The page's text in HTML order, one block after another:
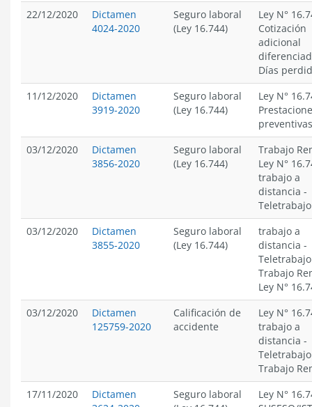
22/12/2020
Dictamen
4024-2020
Seguro laboral
(Ley 16.744)
Ley N°
Cotización
adicional
Días
11/12/2020
Dictamen
3919-2020
Seguro laboral
(Ley 16.744)
Ley N°
preventivas
03/12/2020
Dictamen
3856-2020
Seguro laboral
(Ley 16.744)
Trabajo
Ley N°
trabajo a
distancia -
Teletrabajo
03/12/2020
Dictamen
3855-2020
Seguro laboral
(Ley 16.744)
trabajo a
distancia -
Teletrabajo
Trabajo
Ley N°
03/12/2020
Dictamen
125759-2020
Calificación de
accidente
Ley N°
trabajo a
distancia -
Teletrabajo
Trabajo
17/11/2020
Dictamen
Seguro laboral
Ley N°